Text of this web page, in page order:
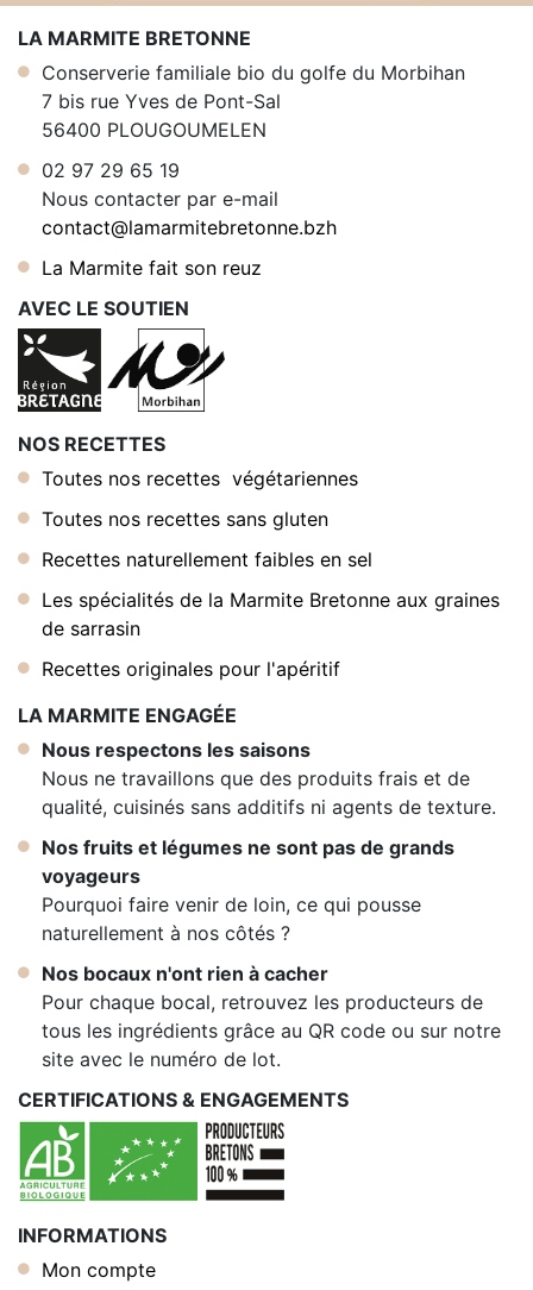
LA MARMITE BRETONNE
Conserverie familiale bio du golfe du Morbihan
7 bis rue Yves de Pont-Sal
56400 PLOUGOUMELEN
02 97 29 65 19
Nous contacter par e-mail
contact@lamarmitebretonne.bzh
La Marmite fait son reuz
AVEC LE SOUTIEN
NOS RECETTES
Toutes nos recettes végétariennes
Toutes nos recettes sans gluten
Recettes naturellement faibles en sel
Les spécialités de la Marmite Bretonne aux graines
de sarrasin
Recettes originales pour l'apéritif
LA MARMITE ENGAGÉE
Nous respectons les saisons
Nous ne travaillons que des produits frais et de
qualité, cuisinés sans additifs ni agents de texture.
Nos fruits et légumes ne sont pas de grands
voyageurs
Pourquoi faire venir de loin, ce qui pousse
naturellement à nos côtés ?
Nos bocaux n'ont rien à cacher
Pour chaque bocal, retrouvez les producteurs de
tous les ingrédients grâce au QR code ou sur notre
site avec le numéro de lot.
CERTIFICATIONS & ENGAGEMENTS
INFORMATIONS
Mon compte